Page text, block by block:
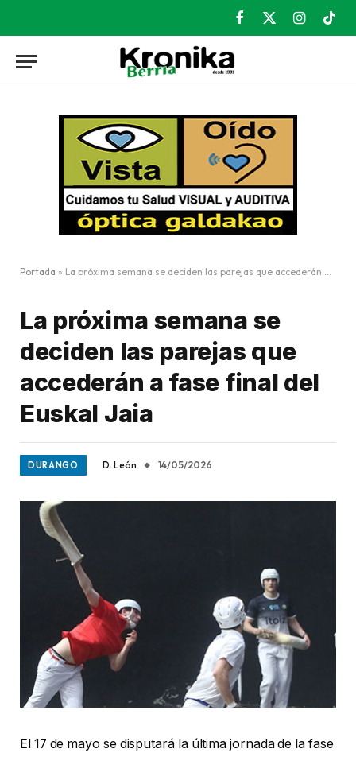
Facebook
X
Instagram
Portada » La próxima semana se deciden las parejas que accederán a fase final del Euskal Jaia
La próxima semana se
deciden las parejas que
accederán a fase final del
Euskal Jaia
DURANGO D. León 14/05/2026
El 17 de mayo se disputará la última jornada de la fase